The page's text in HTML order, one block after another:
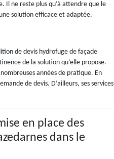
ne reste plus qu’à attendre que le
solution efficace et adaptée.
de devis hydrofuge de façade
de la solution qu’elle propose.
années de pratique. En
de devis. D’ailleurs, ses services
en place des
dans le